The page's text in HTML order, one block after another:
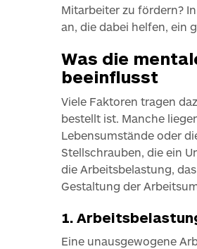
Mitarbeiter zu fördern?
an, die dabei helfen, ein
Was die
beeinflusst
Viele Faktoren tragen
bestellt ist. Manche
Lebensumstände oder
Stellschrauben, die ein
die Arbeitsbelastung,
Gestaltung der
1.
Eine unausgewogene